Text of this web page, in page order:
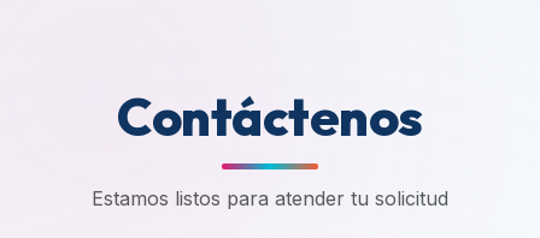
Contáctenos
Estamos listos para atender tu solicitud